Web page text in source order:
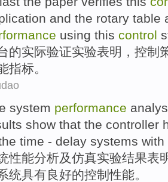
and the rotary table
using this control
的实际验证实验表明， 控制
指标。
system performance
show that the controller
time - delay systems with
性能分析及仿真实验结果表
统具有良好的控制性能。